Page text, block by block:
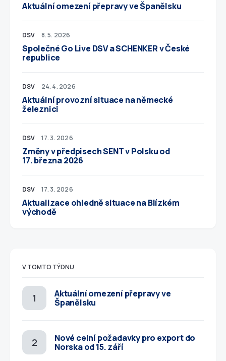
Aktuální omezení přepravy ve Španělsku
DSV 8. 5. 2026
Společné Go Live DSV a SCHENKER v České
republice
DSV 24. 4. 2026
Aktuální provozní situace na německé
železnici
DSV 17. 3. 2026
Změny v předpisech SENT v Polsku od
17. března 2026
DSV 17. 3. 2026
Aktualizace ohledně situace na Blízkém
východě
V TOMTO TÝDNU
Aktuální omezení přepravy ve
Španělsku
Nové celní požadavky pro export do
Norska od 15. září